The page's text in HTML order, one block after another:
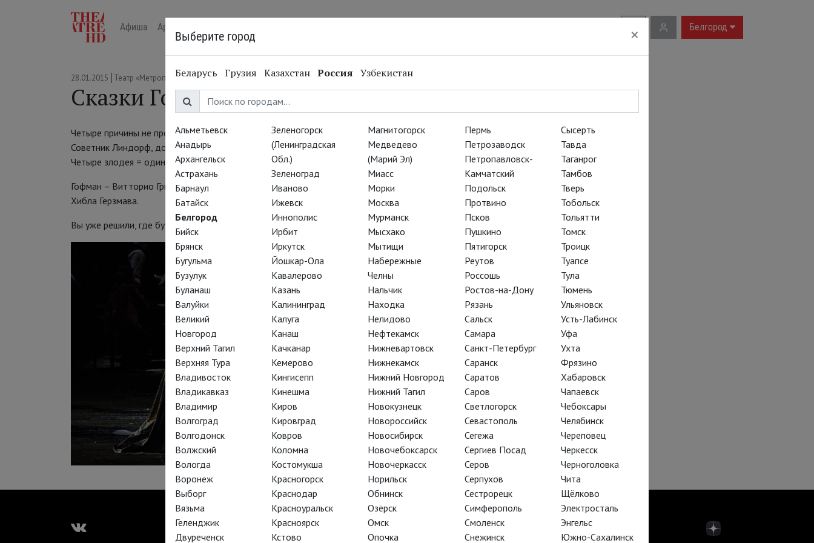
Белгород
Афиша Арт-лекторий в кино
28.01.2015 Театр «Метрополитен-опера»
Сказки Гофмана. 31 января
Четыре причины не пропустить «Сказки Гофмана» 31 января:
Советник Линдорф, доктор Коппелиус, доктор Миракль, доктор Дапертутто.
Четыре злодея = один Томас Хэмпсон.
Гофман – Витторио Григоло, Муза/Никлаус – Кейт Линдси, Антония/Стелла –
Хибла Герзмава.
Вы уже решили, где будете смотреть трансляцию?
Выберите город ×
Беларусь Грузия Казахстан Россия Узбекистан
Альметьевск
Анадырь
Архангельск
Астрахань
Барнаул
Батайск
Белгород
Бийск
Брянск
Бугульма
Бузулук
Буланаш
Валуйки
Великий
Новгород
Верхний Тагил
Верхняя Тура
Владивосток
Владикавказ
Владимир
Волгоград
Волгодонск
Волжский
Вологда
Воронеж
Выборг
Вязьма
Геленджик
Двуреченск
Зеленогорск
(Ленинградская
Обл.)
Зеленоград
Иваново
Ижевск
Иннополис
Ирбит
Иркутск
Йошкар-Ола
Кавалерово
Казань
Калининград
Калуга
Канаш
Качканар
Кемерово
Кингисепп
Кинешма
Киров
Кировград
Ковров
Коломна
Костомукша
Красногорск
Краснодар
Красноуральск
Красноярск
Кстово
Магнитогорск
Медведево
(Марий Эл)
Миасс
Морки
Москва
Мурманск
Мысхако
Мытищи
Набережные
Челны
Нальчик
Находка
Нелидово
Нефтекамск
Нижневартовск
Нижнекамск
Нижний Новгород
Нижний Тагил
Новокузнецк
Новороссийск
Новосибирск
Новочебоксарск
Новочеркасск
Норильск
Обнинск
Озёрск
Омск
Опочка
Пермь
Петрозаводск
Петропавловск-
Камчатский
Подольск
Протвино
Псков
Пушкино
Пятигорск
Реутов
Россошь
Ростов-на-Дону
Рязань
Сальск
Самара
Санкт-Петербург
Саранск
Саратов
Саров
Светлогорск
Севастополь
Сегежа
Сергиев Посад
Серов
Серпухов
Сестрорецк
Симферополь
Смоленск
Снежинск
Сысерть
Тавда
Таганрог
Тамбов
Тверь
Тобольск
Тольятти
Томск
Троицк
Туапсе
Тула
Тюмень
Ульяновск
Усть-Лабинск
Уфа
Ухта
Фрязино
Хабаровск
Чапаевск
Чебоксары
Челябинск
Череповец
Черкесск
Черноголовка
Чита
Щёлково
Электросталь
Энгельс
Южно-Сахалинск